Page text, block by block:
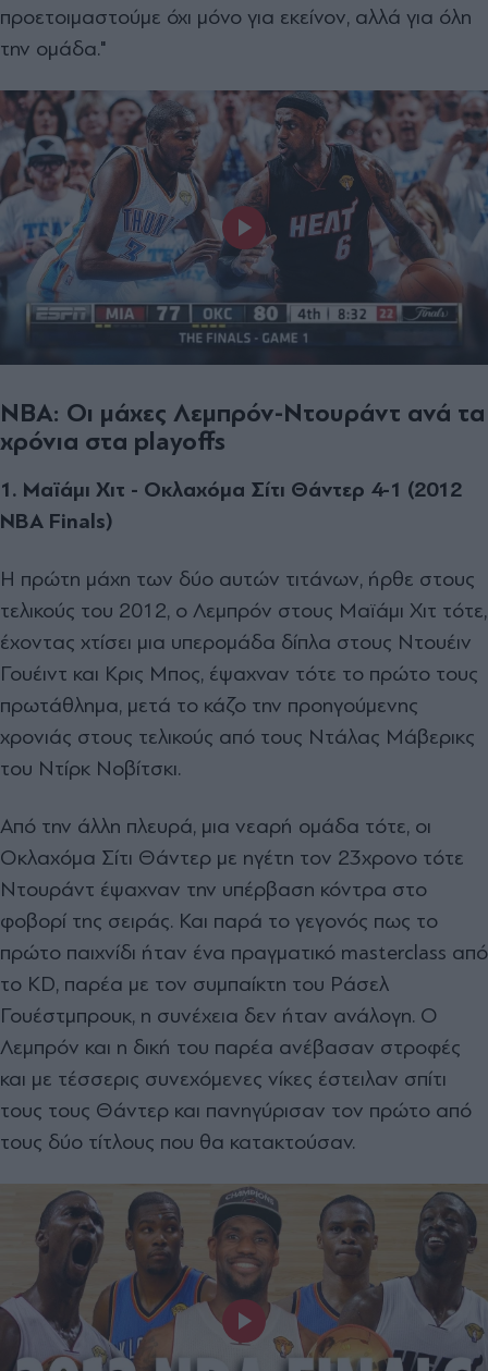
προετοιμαστούμε όχι μόνο για εκείνον, αλλά για όλη
την ομάδα."
NBA: Οι μάχες Λεμπρόν-Ντουράντ ανά τα
χρόνια στα playoffs
1. Μαϊάμι Χιτ - Οκλαχόμα Σίτι Θάντερ 4-1 (2012
NBA Finals)
Η πρώτη μάχη των δύο αυτών τιτάνων, ήρθε στους
τελικούς του 2012, ο Λεμπρόν στους Μαϊάμι Χιτ τότε,
έχοντας χτίσει μια υπερομάδα δίπλα στους Ντουέιν
Γουέιντ και Κρις Μπος, έψαχναν τότε το πρώτο τους
πρωτάθλημα, μετά το κάζο την προηγούμενης
χρονιάς στους τελικούς από τους Ντάλας Μάβερικς
του Ντίρκ Νοβίτσκι.
Από την άλλη πλευρά, μια νεαρή ομάδα τότε, οι
Οκλαχόμα Σίτι Θάντερ με ηγέτη τον 23χρονο τότε
Ντουράντ έψαχναν την υπέρβαση κόντρα στο
φοβορί της σειράς. Και παρά το γεγονός πως το
πρώτο παιχνίδι ήταν ένα πραγματικό masterclass από
το KD, παρέα με τον συμπαίκτη του Ράσελ
Γουέστμπρουκ, η συνέχεια δεν ήταν ανάλογη. Ο
Λεμπρόν και η δική του παρέα ανέβασαν στροφές
και με τέσσερις συνεχόμενες νίκες έστειλαν σπίτι
τους τους Θάντερ και πανηγύρισαν τον πρώτο από
τους δύο τίτλους που θα κατακτούσαν.